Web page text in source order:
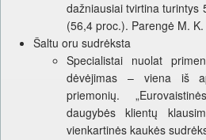
dažniausiai tvirtina turintys
(56,4 proc.). Parengė M. K.
Šaltu oru sudrėksta
Specialistai nuolat
dėvėjimas – viena iš
priemonių.
daugybės klientų
vienkartinės kaukės